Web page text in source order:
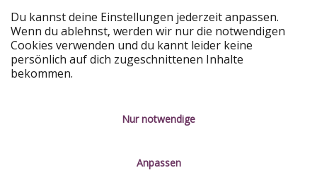
HolidayPirates Group
Lerne uns kennen
Über uns
Rechtliches
Kontakt
Du kannst deine Einstellungen jederzeit anpassen.
Wenn du ablehnst, werden wir nur die notwendigen
Cookies verwenden und du kannt leider keine
persönlich auf dich zugeschnittenen Inhalte
bekommen.
Nur notwendige
Anpassen